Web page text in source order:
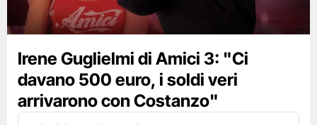
Irene Guglielmi di Amici 3: "Ci
davano 500 euro, i soldi veri
arrivarono con Costanzo"